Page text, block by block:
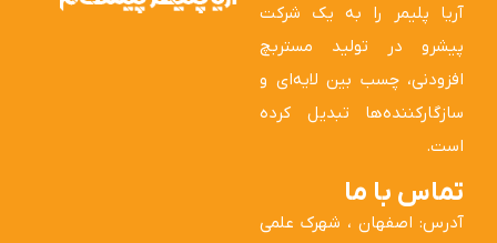
آریا پلیمر را به یک شرکت
پیشرو در تولید مستربچ
افزودنی، چسب بین لایه‌ای و
سازگارکننده‌ها تبدیل کرده
است.
تماس با ما
آدرس: اصفهان ، شهرک علمی